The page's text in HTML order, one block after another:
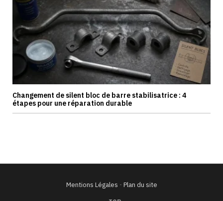
Changement de silent bloc de barre stabilisatrice : 4
étapes pour une réparation durable
Mentions Légales - Plan du site